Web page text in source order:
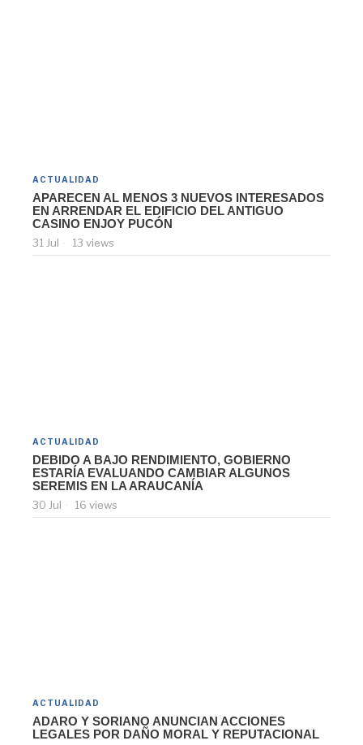
ACTUALIDAD
APARECEN AL MENOS 3 NUEVOS INTERESADOS
EN ARRENDAR EL EDIFICIO DEL ANTIGUO
CASINO ENJOY PUCÓN
31 Jul 13 views
ACTUALIDAD
DEBIDO A BAJO RENDIMIENTO, GOBIERNO
ESTARÍA EVALUANDO CAMBIAR ALGUNOS
SEREMIS EN LA ARAUCANÍA
30 Jul 16 views
ACTUALIDAD
ADARO Y SORIANO ANUNCIAN ACCIONES
LEGALES POR DAÑO MORAL Y REPUTACIONAL